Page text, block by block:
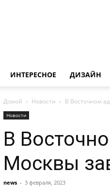
ИНТЕРЕСНОЕ ДИЗАЙН
Домой Новости В Восточном
Новости
В
Москвы
news - 3 февраля, 2023